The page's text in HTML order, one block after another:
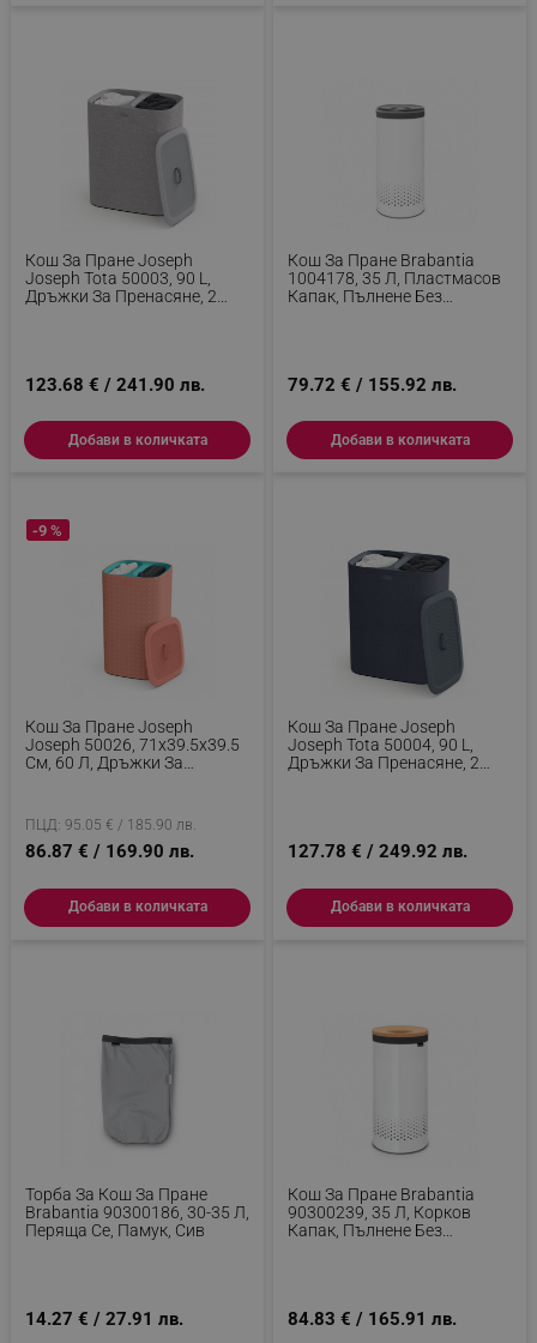
Кош За Пране Joseph
Joseph Tota 50003, 90 L,
Дръжки За Пренасяне, 2
123.68 € / 241.90 лв.
Добави в количката
Кош За Пране Brabantia
1004178, 35 Л, Пластмасов
Капак, Пълнене Без
79.72 € / 155.92 лв.
Добави в количката
Кош За Пране Joseph
Joseph 50026, 71х39.5х39.5
См, 60 Л, Дръжки За
-9 %
ПЦД: 95.05 € / 185.90 лв.
86.87 € / 169.90 лв.
Добави в количката
Кош За Пране Joseph
Joseph Tota 50004, 90 L,
Дръжки За Пренасяне, 2
127.78 € / 249.92 лв.
Добави в количката
Торба За Кош За Пране
Brabantia 90300186, 30-35 Л,
Перяща Се, Памук, Сив
14.27 € / 27.91 лв.
Кош За Пране Brabantia
90300239, 35 Л, Корков
Капак, Пълнене Без
84.83 € / 165.91 лв.